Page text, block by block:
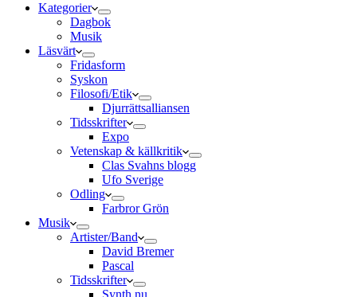
Kategorier
Dagbok
Musik
Läsvärt
Fridasform
Syskon
Filosofi/Etik
Djurrättsalliansen
Tidsskrifter
Expo
Vetenskap & källkritik
Clas Svahns blogg
Ufo Sverige
Odling
Farbror Grön
Musik
Artister/Band
David Bremer
Pascal
Tidsskrifter
Synth.nu